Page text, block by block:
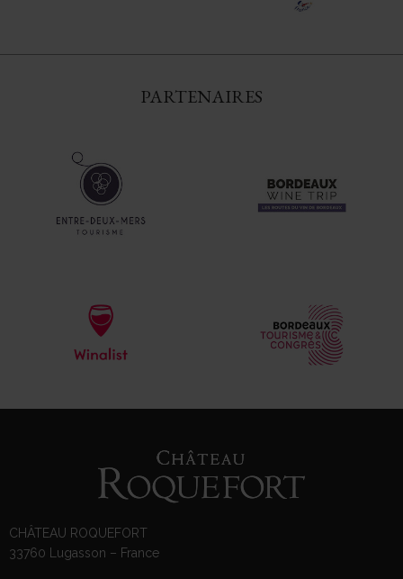
PARTENAIRES
CHÂTEAU ROQUEFORT
33760 Lugasson – France